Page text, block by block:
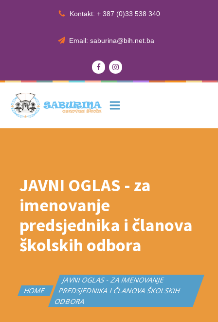
Kontakt: + 387 (0)33 538 340
Email: saburina@bih.net.ba
JAVNI OGLAS - za
imenovanje
predsjednika i članova
školskih odbora
HOME
JAVNI OGLAS - ZA IMENOVANJE
PREDSJEDNIKA I ČLANOVA ŠKOLSKIH
ODBORA